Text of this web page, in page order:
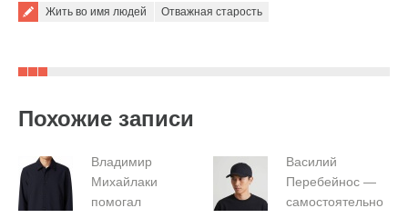
Жить во имя людей Отважная старость
Похожие записи
Владимир
Михайлаки
помогал
Василий
Перебейнос —
самостоятельно